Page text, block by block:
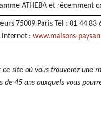
ATHEBA et récemment
75009 Paris Tél : 01 44 83
: www.maisons-
ce site où vous trouverez
45 ans auxquels vous